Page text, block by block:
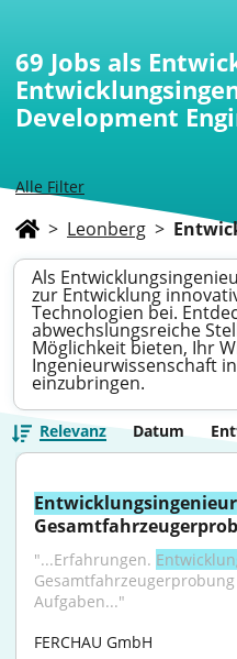
Alle Filter
69 Jobs als
Development
> Leonberg >
Als
zur Entwicklung
Technologien bei.
abwechslungsreiche
Möglichkeit bieten, Ihr
Ingenieurwissenschaft
einzubringen.
Relevanz Datum
Entwicklungsingenieur
"...Erfahrungen.
Aufgaben..."
FERCHAU GmbH